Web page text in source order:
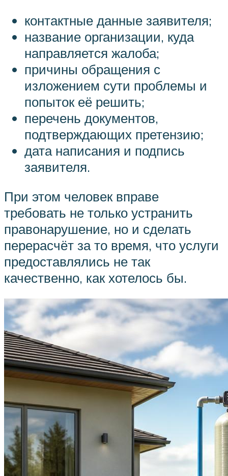
контактные данные заявителя;
название организации, куда
направляется жалоба;
причины обращения с
изложением сути проблемы и
попыток её решить;
перечень документов,
подтверждающих претензию;
дата написания и подпись
заявителя.
При этом человек вправе
требовать не только устранить
правонарушение, но и сделать
перерасчёт за то время, что услуги
предоставлялись не так
качественно, как хотелось бы.